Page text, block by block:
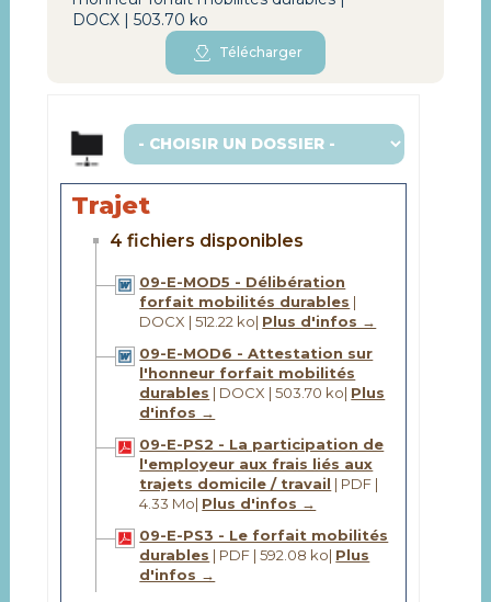
DOCX | 503.70 ko
Télécharger
Trajet
4 fichiers disponibles
09-E-MOD5 - Délibération
forfait mobilités durables |
DOCX | 512.22 ko| Plus d'infos →
09-E-MOD6 - Attestation sur
l'honneur forfait mobilités
durables | DOCX | 503.70 ko| Plus
d'infos →
09-E-PS2 - La participation de
l'employeur aux frais liés aux
trajets domicile / travail | PDF |
4.33 Mo| Plus d'infos →
09-E-PS3 - Le forfait mobilités
durables | PDF | 592.08 ko| Plus
d'infos →